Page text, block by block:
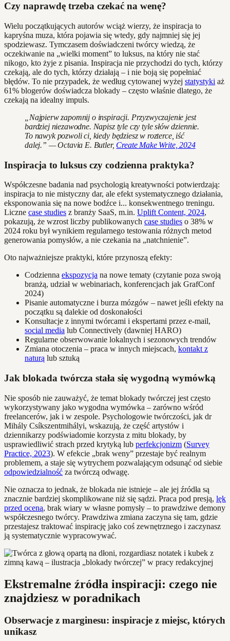
Czy naprawdę trzeba czekać na wenę?
Wielu początkujących autorów wciąż wierzy, że inspiracja to
kapryśna muza, która pojawia się wtedy, gdy najmniej się jej
spodziewasz. Tymczasem doświadczeni twórcy wiedzą, że
oczekiwanie na „wielki moment” to luksus, na który nie stać
nikogo, kto żyje z pisania. Inspiracja nie przychodzi do tych, którzy
czekają, ale do tych, którzy działają – i nie boją się popełniać
błędów. To nie przypadek, że według cytowanej wyżej statystyki aż
61% blogerów doświadcza blokady – często właśnie dlatego, że
czekają na idealny impuls.
„Najpierw zapomnij o inspiracji. Przyzwyczajenie jest
bardziej niezawodne. Napisz tyle czy tyle słów dziennie.
To nawyk pozwoli ci, kiedy będziesz w rozterce, iść
dalej.” — Octavia E. Butler, Create Make Write, 2024
Inspiracja to luksus czy codzienna praktyka?
Współczesne badania nad psychologią kreatywności potwierdzają:
inspiracja to nie mistyczny dar, ale efekt systematycznego działania,
eksponowania się na nowe bodźce i... konsekwentnego treningu.
Liczne case studies z branży SaaS, m.in. Uplift Content, 2024,
pokazują, że wzrost liczby publikowanych case studies o 38% w
2024 roku był wynikiem regularnego testowania różnych metod
generowania pomysłów, a nie czekania na „natchnienie”.
Oto najważniejsze praktyki, które przynoszą efekty:
Codzienna ekspozycja na nowe tematy (czytanie poza swoją
branżą, udział w webinariach, konferencjach jak GrafConf
2024)
Pisanie automatyczne i burza mózgów – nawet jeśli efekty na
początku są dalekie od doskonałości
Konsultacje z innymi twórcami i ekspertami przez e-mail,
social media lub Connectively (dawniej HARO)
Regularne obserwowanie lokalnych i sezonowych trendów
Zmiana otoczenia – praca w innych miejscach, kontakt z
naturą lub sztuką
Jak blokada twórcza stała się wygodną wymówką
Nie sposób nie zauważyć, że temat blokady twórczej jest często
wykorzystywany jako wygodna wymówka – zarówno wśród
freelancerów, jak i w zespole. Psychologowie twórczości, jak dr
Mihály Csíkszentmihályi, wskazują, że część artystów i
dziennikarzy podświadomie korzysta z mitu blokady, by
usprawiedliwić strach przed krytyką lub perfekcjonizm (Survey
Practice, 2023). W efekcie „brak weny” przestaje być realnym
problemem, a staje się wytrychem pozwalającym odsunąć od siebie
odpowiedzialność za twórczą odwagę.
Nie oznacza to jednak, że blokada nie istnieje – ale jej źródła są
znacznie bardziej skomplikowane niż się sądzi. Praca pod presją, lęk
przed oceną, brak wiary w własne pomysły – to prawdziwe demony
współczesnego twórcy. Prawdziwa zmiana zaczyna się tam, gdzie
przestajesz traktować inspirację jako coś zewnętrznego i zaczynasz
ją systematycznie wypracowywać.
Ekstremalne źródła inspiracji: czego nie
znajdziesz w poradnikach
Obserwacje z marginesu: inspiracje z miejsc, których
unikasz